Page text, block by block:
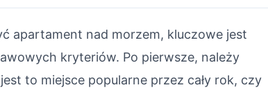
apartament nad morzem, kluczowe jest
kryteriów. Po pierwsze, należy
to miejsce popularne przez cały rok, czy